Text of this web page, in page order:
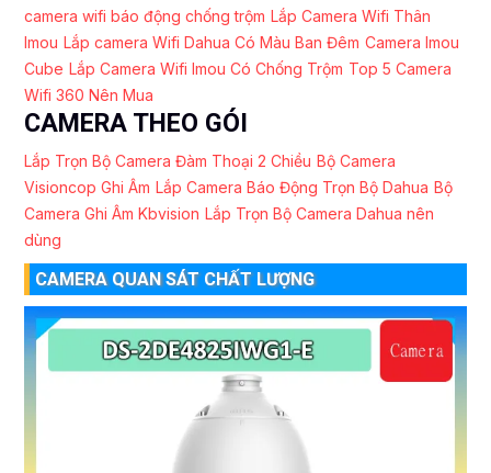
camera wifi báo động chống trộm Lắp Camera Wifi Thân
Imou Lắp camera Wifi Dahua Có Màu Ban Đêm Camera Imou
Cube Lắp Camera Wifi Imou Có Chống Trộm Top 5 Camera
Wifi 360 Nên Mua
CAMERA THEO GÓI
Lắp Trọn Bộ Camera Đàm Thoại 2 Chiều Bộ Camera
Visioncop Ghi Âm Lắp Camera Báo Động Trọn Bộ Dahua Bộ
Camera Ghi Âm Kbvision Lắp Trọn Bộ Camera Dahua nên
dùng
CAMERA QUAN SÁT CHẤT LƯỢNG